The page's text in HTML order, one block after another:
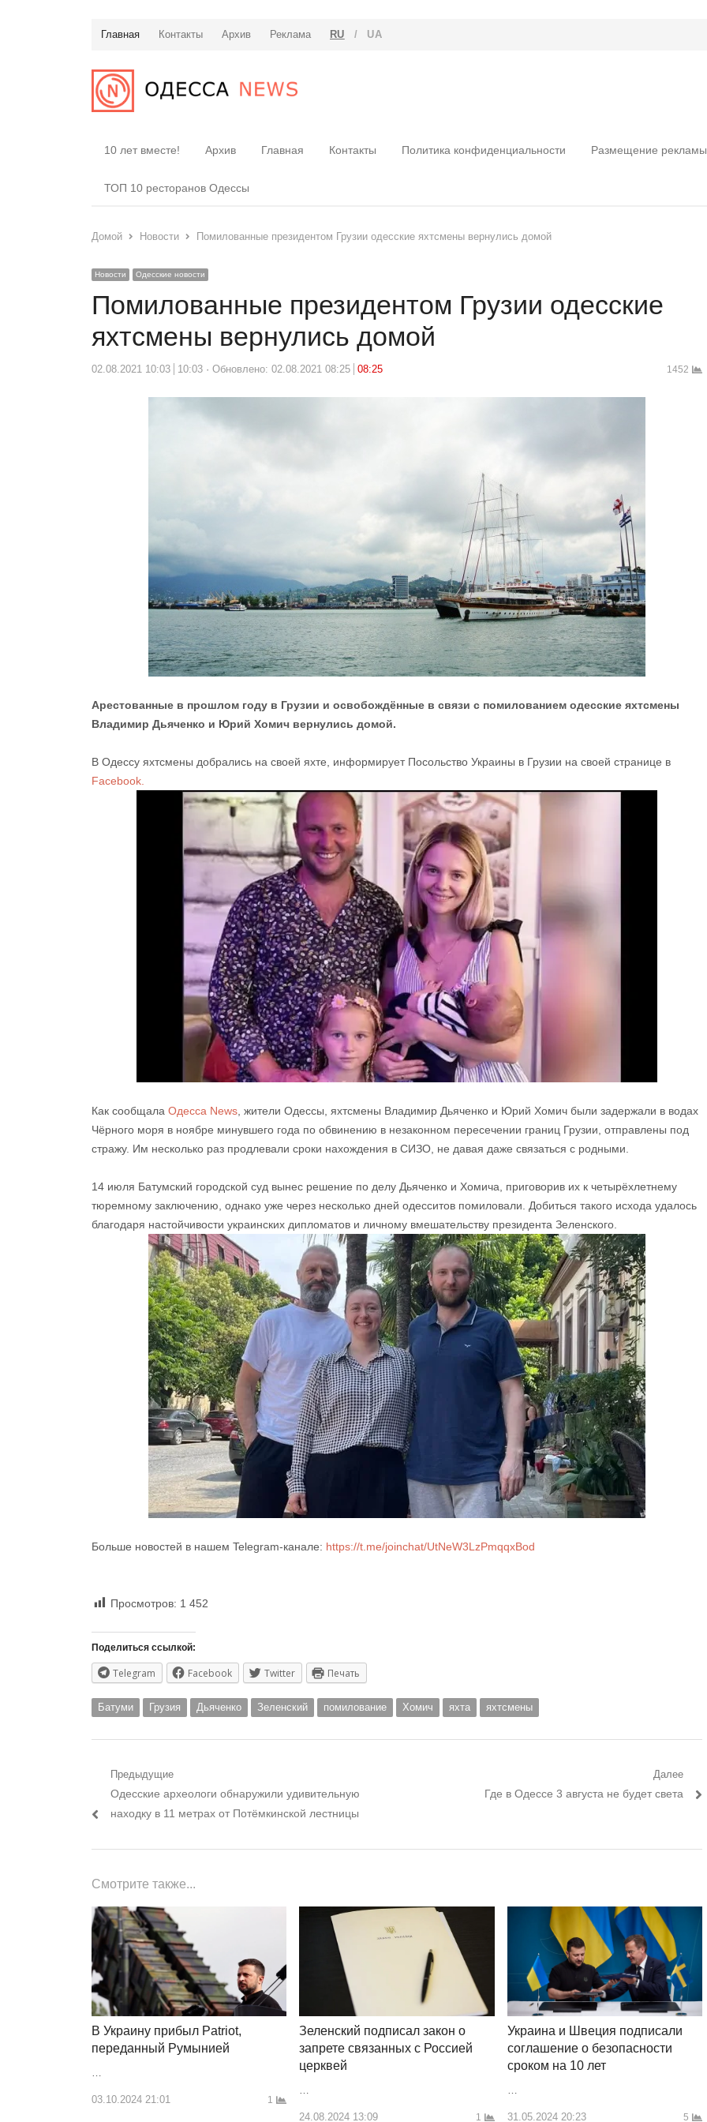
Главная Контакты Архив Реклама RU / UA
10 лет вместе! Архив Главная Контакты Политика конфиденциальности Размещение рекламы
ТОП 10 ресторанов Одессы
Домой Новости Помилованные президентом Грузии одесские яхтсмены вернулись домой
Новости Одесские новости
Помилованные президентом Грузии одесские
яхтсмены вернулись домой
02.08.2021 10:03 10:03 Обновлено: 02.08.2021 08:25 08:25 1452
Арестованные в прошлом году в Грузии и освобождённые в связи с помилованием одесские яхтсмены
Владимир Дьяченко и Юрий Хомич вернулись домой.
В Одессу яхтсмены добрались на своей яхте, информирует Посольство Украины в Грузии на своей странице в
Facebook.
Как сообщала Одесса News , жители Одессы, яхтсмены Владимир Дьяченко и Юрий Хомич были задержали в водах
Чёрного моря в ноябре минувшего года по обвинению в незаконном пересечении границ Грузии, отправлены под
стражу. Им несколько раз продлевали сроки нахождения в СИЗО, не давая даже связаться с родными.
14 июля Батумский городской суд вынес решение по делу Дьяченко и Хомича, приговорив их к четырёхлетнему
тюремному заключению, однако уже через несколько дней одесситов помиловали. Добиться такого исхода удалось
благодаря настойчивости украинских дипломатов и личному вмешательству президента Зеленского.
Больше новостей в нашем Telegram-канале: https://t.me/joinchat/UtNeW3LzPmqqxBod
Просмотров: 1 452
Поделиться ссылкой:
Telegram Facebook Twitter Печать
Батуми Грузия Дьяченко Зеленский помилование Хомич яхта яхтсмены
Навигация
по
Предыдущие
Предыдущий
пост:
Одесские археологи обнаружили удивительную
находку в 11 метрах от Потёмкинской лестницы
Далее
Следующий
Где в Одессе 3 августа не будет света
Смотрите также...
В Украину прибыл Patriot,
переданный Румынией
03.10.2024 21:01 1
Зеленский подписал закон о
запрете связанных с Россией
церквей
24.08.2024 13:09 1
Украина и Швеция подписали
соглашение о безопасности
сроком на 10 лет
31.05.2024 20:23 5